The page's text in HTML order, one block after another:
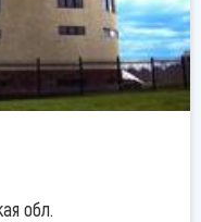
обл.